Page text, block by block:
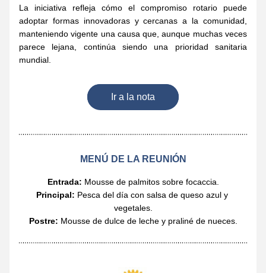
La iniciativa refleja cómo el compromiso rotario puede
adoptar formas innovadoras y cercanas a la comunidad,
manteniendo vigente una causa que, aunque muchas veces
parece lejana, continúa siendo una prioridad sanitaria
mundial.
Ir a la nota
MENÚ DE LA REUNIÓN
Entrada: Mousse de palmitos sobre focaccia.
Principal: Pesca del día con salsa de queso azul y
vegetales.
Postre: Mousse de dulce de leche y praliné de nueces.